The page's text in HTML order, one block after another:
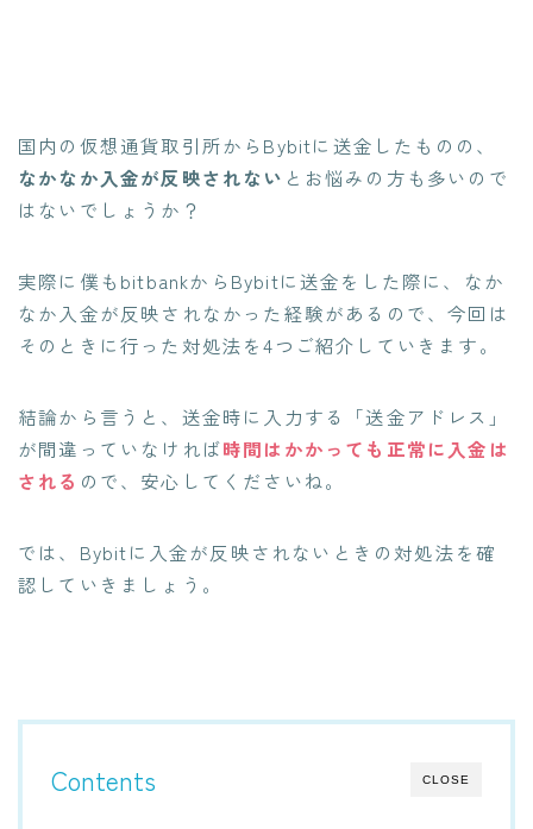
国内の仮想通貨取引所からBybitに送金したものの、
なかなか入金が反映されない とお悩みの方も多いので
はないでしょうか？
実際に僕もbitbankからBybitに送金をした際に、なか
なか入金が反映されなかった経験があるので、今回は
そのときに行った対処法を4つご紹介していきます。
結論から言うと、送金時に入力する「送金アドレス」
が間違っていなければ時間はかかっても正常に入金は
される ので、安心してくださいね。
では、Bybitに入金が反映されないときの対処法を確
認していきましょう。
CLOSE
Contents